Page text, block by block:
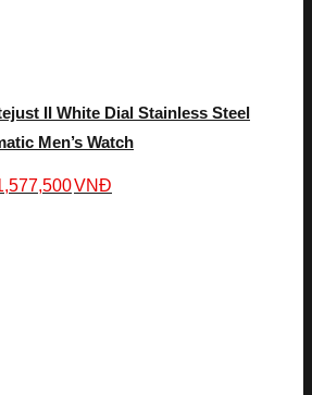
II White Dial Stainless Steel
Men’s Watch
VNĐ